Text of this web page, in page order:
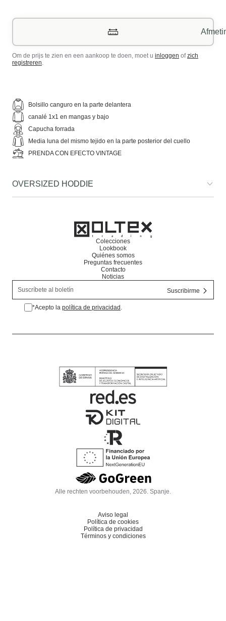
Om de prijs te zien en een aankoop te doen, moet u inloggen ofzich
registreren
Bolsillo canguro en la parte delantera
canalé 1x1 en mangas y bajo
Capucha forrada
Media luna del mismo tejido en la parte posterior del cuello
PRENDA CON EFECTO VINTAGE
OVERSIZED HODDIE
Colecciones
Lookbook
Quiénes somos
Preguntas frecuentes
Contacto
Noticias
*Acepto la política de privacidad.
*Acepto la política de privacidad
Alle rechten voorbehouden, 2026. Spanje.
Aviso legal
Política de cookies
Política de privacidad
Términos y condiciones